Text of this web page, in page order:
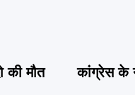
की मौत कांग्रेस के